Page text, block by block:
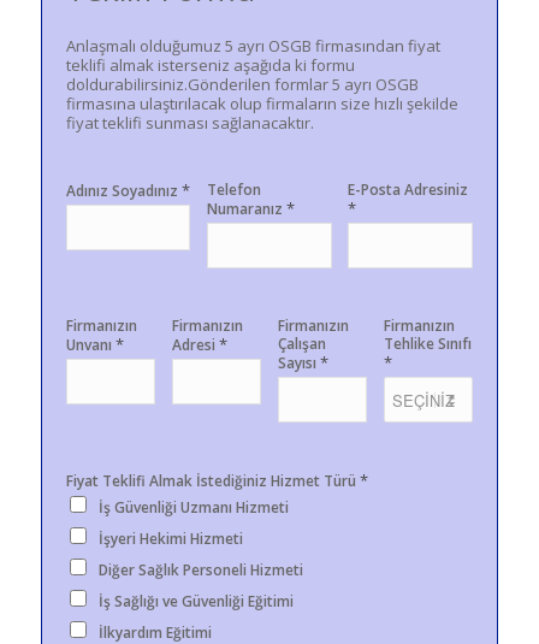
Anlaşmalı olduğumuz 5 ayrı OSGB firmasından fiyat
teklifi almak isterseniz aşağıda ki formu
doldurabilirsiniz.Gönderilen formlar 5 ayrı OSGB
firmasına ulaştırılacak olup firmaların size hızlı şekilde
fiyat teklifi sunması sağlanacaktır.
Adınız Soyadınız *
Telefon
Numaranız*
E-Posta Adresiniz
*
Firmanızın
Unvanı *
Firmanızın
Adresi *
Firmanızın
Çalışan
Sayısı *
Firmanızın
Tehlike Sınıfı
*
Fiyat Teklifi Almak İstediğiniz Hizmet Türü *
İş Güvenliği Uzmanı Hizmeti
İşyeri Hekimi Hizmeti
Diğer Sağlık Personeli Hizmeti
İş Sağlığı ve Güvenliği Eğitimi
İlkyardım Eğitimi